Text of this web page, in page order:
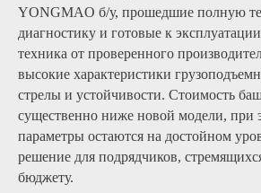
YONGMAO б/у, прошедшие полную
диагностику и готовые к
техника от проверенного
высокие характеристики
стрелы и устойчивости. Стоимость
существенно ниже новой модели, при
параметры остаются на достойном
решение для подрядчиков,
бюджету.
6460820@mail.ru
+7 (800) 333-11-
92
+7 (495) 646-08-
20
Режим работы: с 09:00 до
18:00